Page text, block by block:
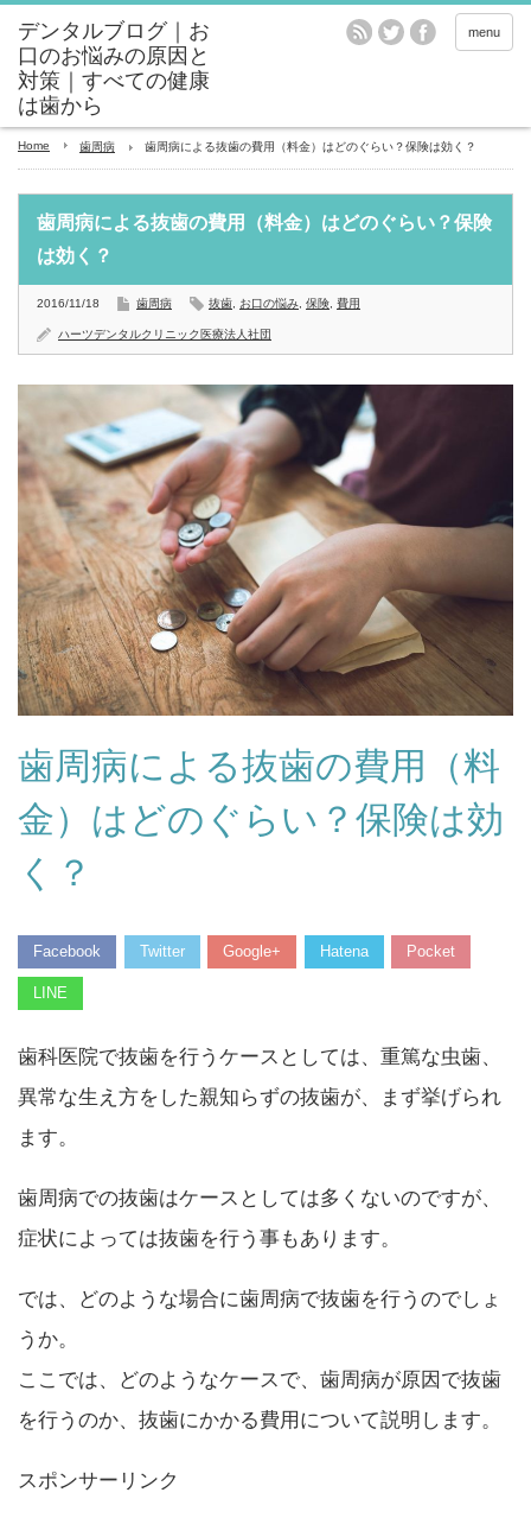
menu
Home 歯周病 歯周病による抜歯の費用（料金）はどのぐらい？保険は効く？
歯周病による抜歯の費用（料金）はどのぐらい？保険
は効く？
2016/11/18 歯周病 抜歯 お口の悩み 保険 費用
ハーツデンタルクリニック医療法人社団
歯周病による抜歯の費用（料
金）はどのぐらい？保険は効
く？
Facebook Twitter Google+ Hatena Pocket
LINE
歯科医院で抜歯を行うケースとしては、重篤な虫歯、
異常な生え方をした親知らずの抜歯が、まず挙げられ
ます。
歯周病での抜歯はケースとしては多くないのですが、
症状によっては抜歯を行う事もあります。
では、どのような場合に歯周病で抜歯を行うのでしょ
うか。
ここでは、どのようなケースで、歯周病が原因で抜歯
を行うのか、抜歯にかかる費用について説明します。
スポンサーリンク